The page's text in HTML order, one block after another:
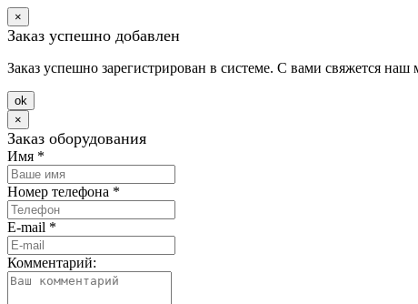
×
Заказ успешно добавлен
Заказ успешно зарегистрирован в системе. С вами свяжется
оk
×
Заказ оборудования
Имя *
Номер телефона *
E-mail *
Комментарий: